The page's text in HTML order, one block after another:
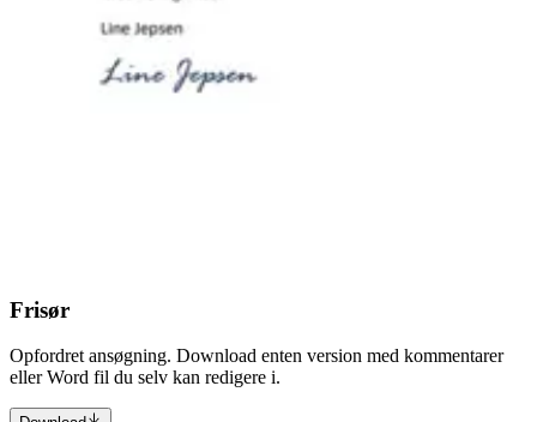
Frisør
Opfordret ansøgning. Download enten version med kommentarer
eller Word fil du selv kan redigere i.